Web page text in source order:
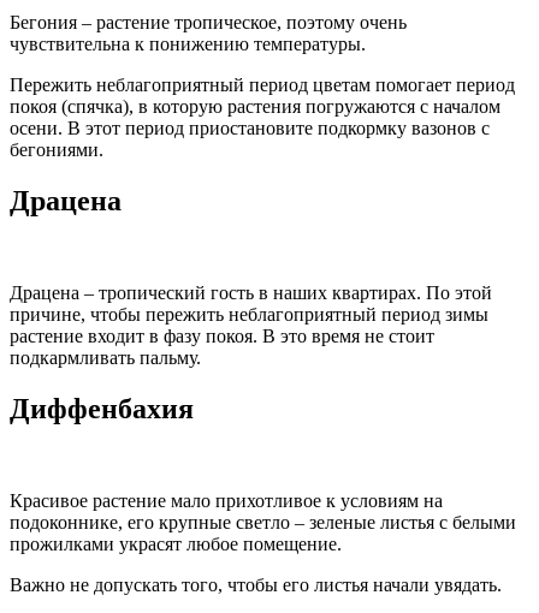
Бегония – растение тропическое, поэтому очень
чувствительна к понижению температуры.
Пережить неблагоприятный период цветам помогает период
покоя (спячка), в которую растения погружаются с началом
осени. В этот период приостановите подкормку вазонов с
бегониями.
Драцена
Драцена – тропический гость в наших квартирах. По этой
причине, чтобы пережить неблагоприятный период зимы
растение входит в фазу покоя. В это время не стоит
подкармливать пальму.
Диффенбахия
Красивое растение мало прихотливое к условиям на
подоконнике, его крупные светло – зеленые листья с белыми
прожилками украсят любое помещение.
Важно не допускать того, чтобы его листья начали увядать.